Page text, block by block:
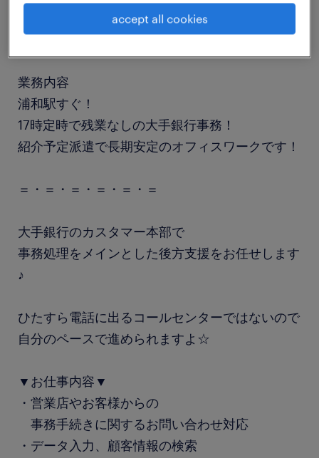
長期（3ヶ月以上）
業務内容
浦和駅すぐ！
17時定時で残業なしの大手銀行事務！
紹介予定派遣で長期安定のオフィスワークです！
＝・＝・＝・＝・＝・＝
大手銀行のカスタマー本部で
事務処理をメインとした後方支援をお任せします
♪
ひたすら電話に出るコールセンターではないので
自分のペースで進められますよ☆
▼お仕事内容▼
・営業店やお客様からの
事務手続きに関するお問い合わせ対応
・データ入力、顧客情報の検索
accept all cookies